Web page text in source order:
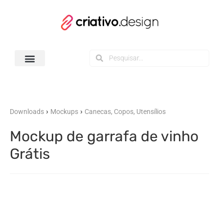
Downloads › Mockups › Canecas, Copos, Utensílios
Mockup de garrafa de vinho
Grátis